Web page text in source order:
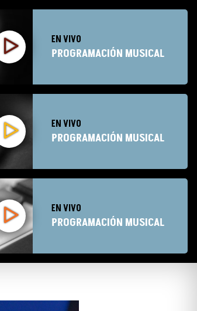
EN VIVO
PROGRAMACIÓN MUSICAL
EN VIVO
PROGRAMACIÓN MUSICAL
EN VIVO
PROGRAMACIÓN MUSICAL